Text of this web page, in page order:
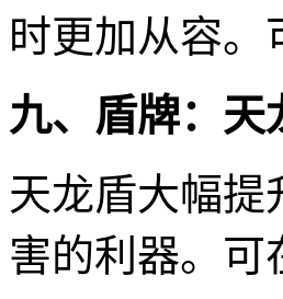
时更加从容
九、盾牌：天
天龙盾大幅提
害的利器。可